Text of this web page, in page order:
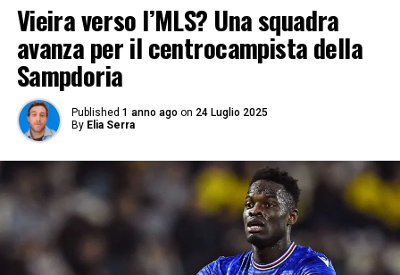
Vieira verso l’MLS? Una squadra
avanza per il centrocampista della
Sampdoria
Published 1 anno ago on 24 Luglio 2025
By Elia Serra